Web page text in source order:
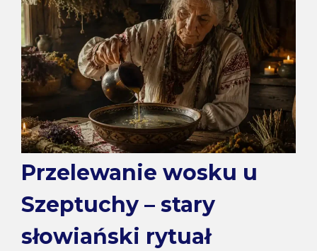
Przelewanie wosku u
Szeptuchy – stary
słowiański rytuał